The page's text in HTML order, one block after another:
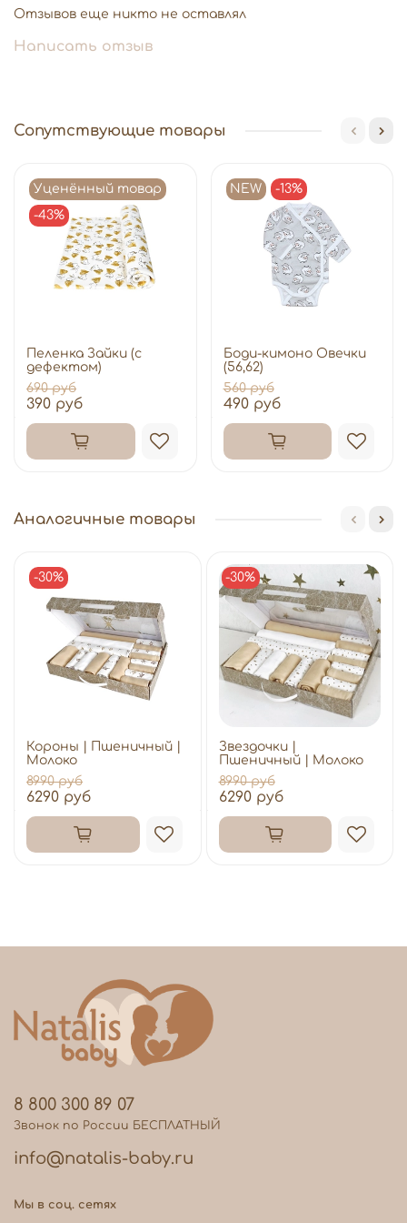
Отзывов еще никто не оставлял
Написать отзыв
Сопутствующие товары
Уценённый товар
-43%
Пеленка Зайки (с
дефектом)
690 руб
390 руб
NEW -13%
Боди-кимоно Овечки
(56,62)
560 руб
490 руб
Аналогичные товары
-30%
Короны | Пшеничный |
Молоко
8990 руб
6290 руб
-30%
Звездочки |
Пшеничный | Молоко
8990 руб
6290 руб
8 800 300 89 07
Звонок по России БЕСПЛАТНЫЙ
info@natalis-baby.ru
Мы в соц. сетях